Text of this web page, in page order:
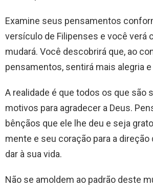
Examine seus pensamentos
versículo de Filipenses e você verá
mudará. Você descobrirá que, ao
pensamentos, sentirá mais alegria e
A realidade é que todos os que são
motivos para agradecer a Deus.
bênçãos que ele lhe deu e seja
mente e seu coração para a direção
dar à sua vida.
Não se amoldem ao padrão deste